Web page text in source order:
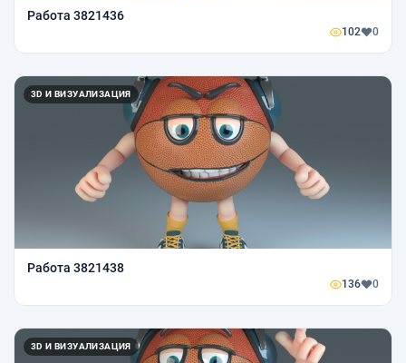
Работа 3821436
102 0
3D И ВИЗУАЛИЗАЦИЯ
Работа 3821438
136 0
3D И ВИЗУАЛИЗАЦИЯ